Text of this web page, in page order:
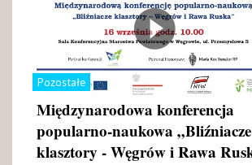
Pozostałe
Międzynarodowa konferencja
popularno-naukowa „Bliźniacze
klasztory - Węgrów i Rawa